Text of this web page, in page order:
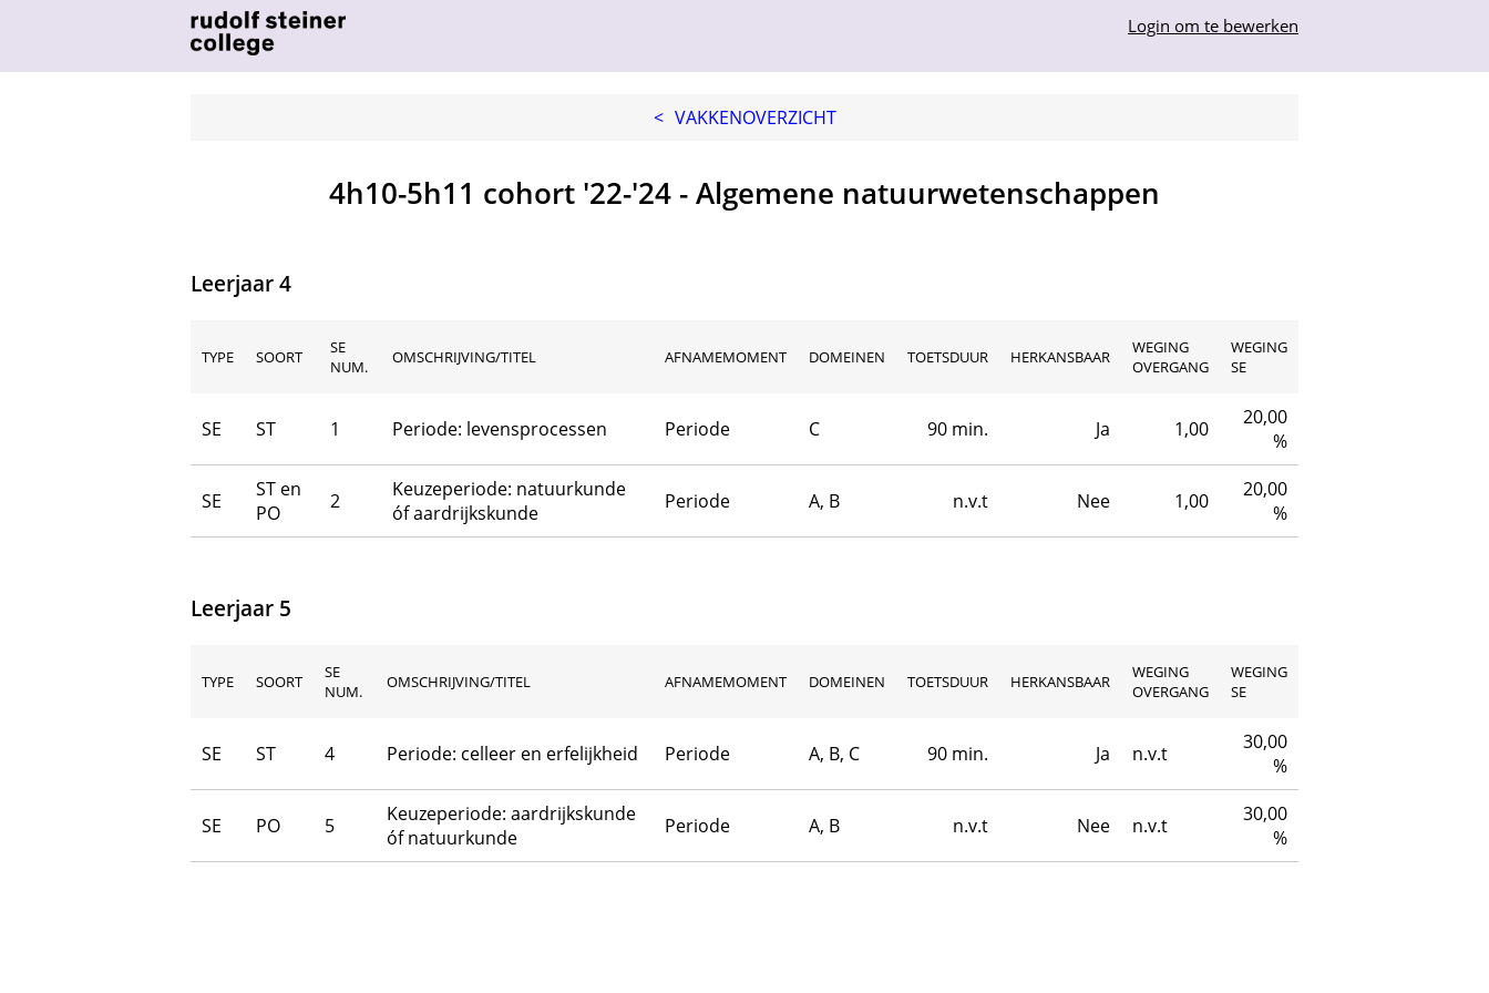
Login om te bewerken
< VAKKENOVERZICHT
4h10-5h11 cohort '22-'24 - Algemene natuurwetenschappen
Leerjaar 4
TYPE SOORT
SE
NUM.
OMSCHRIJVING/TITEL AFNAMEMOMENT DOMEINEN TOETSDUUR HERKANSBAAR
WEGING
OVERGANG
WEGING
SE
SE ST 1 Periode: levensprocessen Periode C 90 min. Ja 1,00
20,00
%
SE
ST en
PO
2
Keuzeperiode: natuurkunde
óf aardrijkskunde
Periode A, B n.v.t Nee 1,00
20,00
%
Leerjaar 5
TYPE SOORT
SE
NUM.
OMSCHRIJVING/TITEL AFNAMEMOMENT DOMEINEN TOETSDUUR HERKANSBAAR
WEGING
OVERGANG
WEGING
SE
SE ST 4 Periode: celleer en erfelijkheid Periode A, B, C 90 min. Ja n.v.t
30,00
%
SE PO 5
Keuzeperiode: aardrijkskunde
óf natuurkunde
Periode A, B n.v.t Nee n.v.t
30,00
%